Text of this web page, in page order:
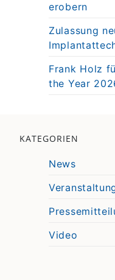
erobern
Zulassung
Frank Holz
the Year
KATEGORIEN
News
Video